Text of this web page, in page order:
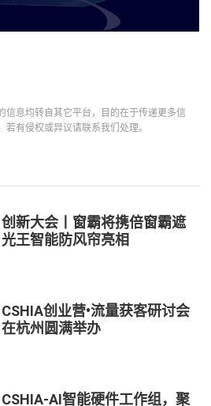
信息均转自其它平台，目的在于传递更多信
有侵权或异议请联系我们处理。
创新大会丨窗霸将携倍窗霸遮
光王智能防风帘亮相
CSHIA创业营•流量获客研讨会
在杭州圆满举办
CSHIA-AI智能硬件工作组，聚